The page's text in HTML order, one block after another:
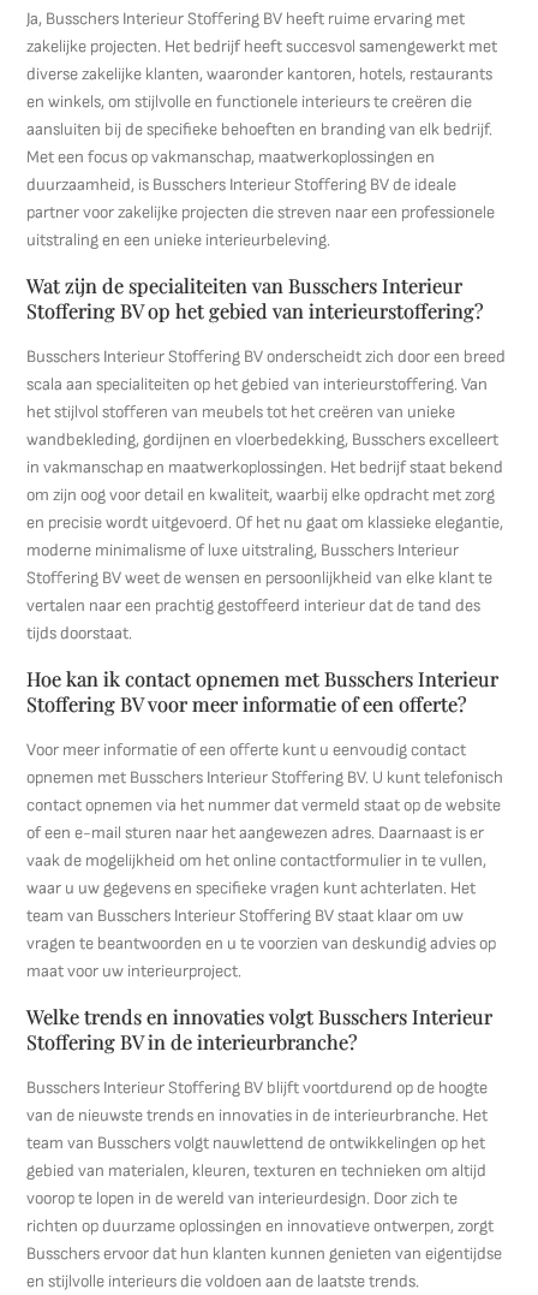
Ja, Busschers Interieur Stoffering BV heeft ruime ervaring met
zakelijke projecten. Het bedrijf heeft succesvol samengewerkt met
diverse zakelijke klanten, waaronder kantoren, hotels, restaurants
en winkels, om stijlvolle en functionele interieurs te creëren die
aansluiten bij de specifieke behoeften en branding van elk bedrijf.
Met een focus op vakmanschap, maatwerkoplossingen en
duurzaamheid, is Busschers Interieur Stoffering BV de ideale
partner voor zakelijke projecten die streven naar een professionele
uitstraling en een unieke interieurbeleving.
Wat zijn de specialiteiten van Busschers Interieur
Stoffering BV op het gebied van interieurstoffering?
Busschers Interieur Stoffering BV onderscheidt zich door een breed
scala aan specialiteiten op het gebied van interieurstoffering. Van
het stijlvol stofferen van meubels tot het creëren van unieke
wandbekleding, gordijnen en vloerbedekking, Busschers excelleert
in vakmanschap en maatwerkoplossingen. Het bedrijf staat bekend
om zijn oog voor detail en kwaliteit, waarbij elke opdracht met zorg
en precisie wordt uitgevoerd. Of het nu gaat om klassieke elegantie,
moderne minimalisme of luxe uitstraling, Busschers Interieur
Stoffering BV weet de wensen en persoonlijkheid van elke klant te
vertalen naar een prachtig gestoffeerd interieur dat de tand des
tijds doorstaat.
Hoe kan ik contact opnemen met Busschers Interieur
Stoffering BV voor meer informatie of een offerte?
Voor meer informatie of een offerte kunt u eenvoudig contact
opnemen met Busschers Interieur Stoffering BV. U kunt telefonisch
contact opnemen via het nummer dat vermeld staat op de website
of een e-mail sturen naar het aangewezen adres. Daarnaast is er
vaak de mogelijkheid om het online contactformulier in te vullen,
waar u uw gegevens en specifieke vragen kunt achterlaten. Het
team van Busschers Interieur Stoffering BV staat klaar om uw
vragen te beantwoorden en u te voorzien van deskundig advies op
maat voor uw interieurproject.
Welke trends en innovaties volgt Busschers Interieur
Stoffering BV in de interieurbranche?
Busschers Interieur Stoffering BV blijft voortdurend op de hoogte
van de nieuwste trends en innovaties in de interieurbranche. Het
team van Busschers volgt nauwlettend de ontwikkelingen op het
gebied van materialen, kleuren, texturen en technieken om altijd
voorop te lopen in de wereld van interieurdesign. Door zich te
richten op duurzame oplossingen en innovatieve ontwerpen, zorgt
Busschers ervoor dat hun klanten kunnen genieten van eigentijdse
en stijlvolle interieurs die voldoen aan de laatste trends.